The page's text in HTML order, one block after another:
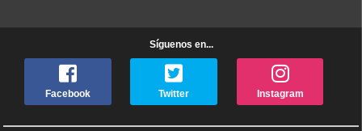
Síguenos en...
Facebook Twitter Instagram